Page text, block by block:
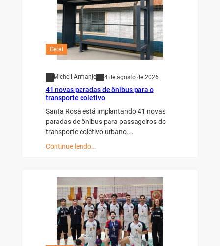
Geral
Micheli Armanje 4 de agosto de 2026
41 novas paradas de ônibus para o
transporte coletivo
Santa Rosa está implantando 41 novas
paradas de ônibus para passageiros do
transporte coletivo urbano.…
Continue lendo…